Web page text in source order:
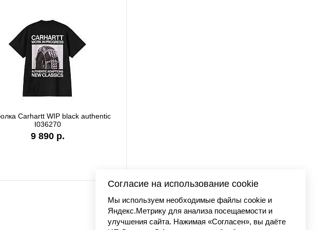
Футболка Carhartt WIP stone washed
I036220
7 990 р.
Согласие на использование cookie
Мы используем необходимые файлы cookie и
Яндекс.Метрику для анализа посещаемости и
улучшения сайта. Нажимая «Согласен», вы даёте